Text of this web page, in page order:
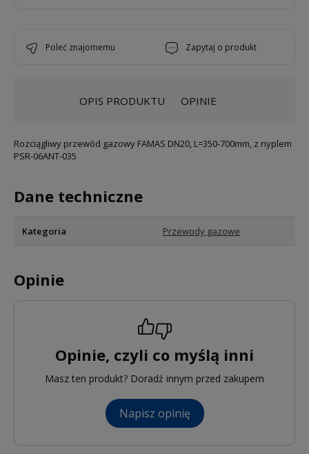
poleć znajomemu zapytaj o produkt
OPIS PRODUKTU OPINIE
Rozciągliwy przewód gazowy FAMAS DN20, L=350-700mm, z nyplem
PSR-06ANT-035
Dane techniczne
Kategoria Przewody gazowe
Opinie
Opinie, czyli co myślą inni
Masz ten produkt? Doradź innym przed zakupem
Napisz opinię